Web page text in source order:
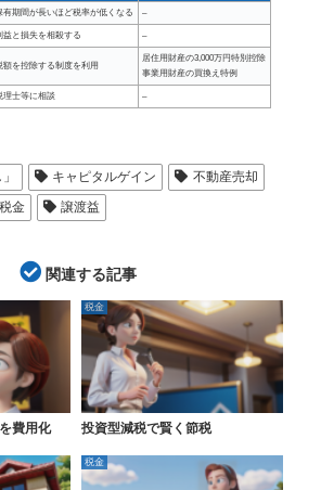
有期間が長いほど税率が低くなる –
益と損失を相殺する –
額を控除する制度を利用
居住用財産の3,000万円特別控除
事業用財産の買換え特例
理士等に相談 –
キャピタルゲイン
不動産売却
税金 譲渡益
関連する記事
費用化
税金
投資型減税で賢く節税
税金